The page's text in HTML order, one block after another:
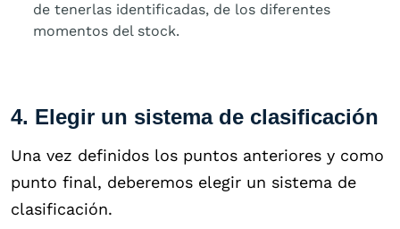
de tenerlas identificadas, de los diferentes
momentos del stock.
4. Elegir un sistema de clasificación
Una vez definidos los puntos anteriores y como
punto final, deberemos elegir un sistema de
clasificación.